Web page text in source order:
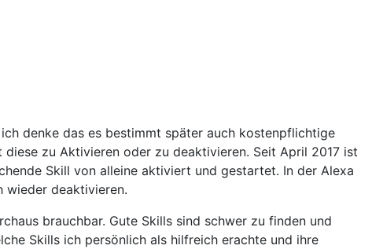
denke das es bestimmt später auch kostenpflichtige
zu Aktivieren oder zu deaktivieren. Seit April 2017 ist
Skill von alleine aktiviert und gestartet. In der Alexa
wieder deaktivieren.
brauchbar. Gute Skills sind schwer zu finden und
Skills ich persönlich als hilfreich erachte und ihre